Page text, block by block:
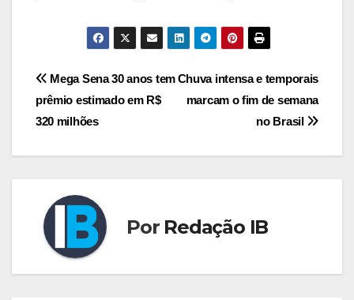
Navegação
de
Post
Chuva intensa e temporais
marcam o fim de semana
no Brasil
Mega Sena 30 anos tem
prêmio estimado em R$
320 milhões
Por Redação IB